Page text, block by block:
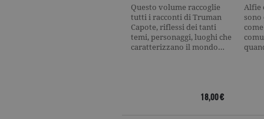
Questo volume raccoglie
tutti i racconti di Truman
Capote, riflessi dei tanti
temi, personaggi, luoghi che
caratterizzano il mondo…
18,00 €
Alfie
datr
.facebook.com
locale
.facebook.com
_fbp
.garzanti.it
oo
.facebook.com